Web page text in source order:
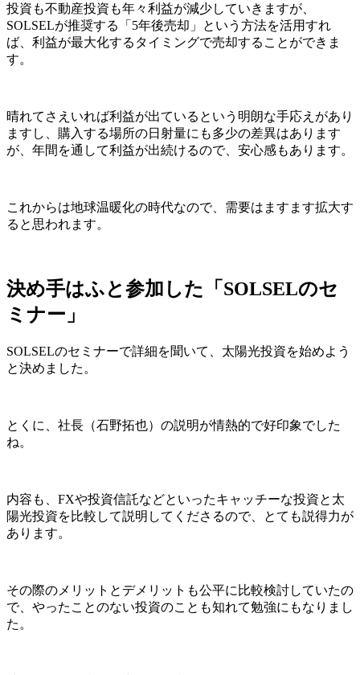
投資も不動産投資も年々利益が減少していきますが、
SOLSELが推奨する「5年後売却」という方法を活用すれ
ば、利益が最大化するタイミングで売却することができま
す。
晴れてさえいれば利益が出ているという明朗な手応えがあり
ますし、購入する場所の日射量にも多少の差異はあります
が、年間を通して利益が出続けるので、安心感もあります。
これからは地球温暖化の時代なので、需要はますます拡大す
ると思われます。
決め手はふと参加した「SOLSELのセ
ミナー」
SOLSELのセミナーで詳細を聞いて、太陽光投資を始めよう
と決めました。
とくに、社長（石野拓也）の説明が情熱的で好印象でした
ね。
内容も、FXや投資信託などといったキャッチーな投資と太
陽光投資を比較して説明してくださるので、とても説得力が
あります。
その際のメリットとデメリットも公平に比較検討していたの
で、やったことのない投資のことも知れて勉強にもなりまし
た。